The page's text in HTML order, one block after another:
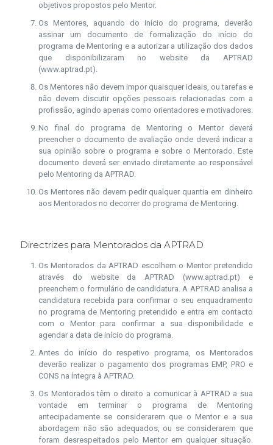
objetivos propostos pelo Mentor.
Os Mentores, aquando do início do programa, deverão
assinar um documento de formalização do início do
programa de Mentoring e a autorizar a utilização dos dados
que disponibilizaram no website da APTRAD
(www.aptrad.pt).
Os Mentores não devem impor quaisquer ideais, ou tarefas e
não devem discutir opções pessoais relacionadas com a
profissão, agindo apenas como orientadores e motivadores.
No final do programa de Mentoring o Mentor deverá
preencher o documento de avaliação onde deverá indicar a
sua opinião sobre o programa e sobre o Mentorado. Este
documento deverá ser enviado diretamente ao responsável
pelo Mentoring da APTRAD.
Os Mentores não devem pedir qualquer quantia em dinheiro
aos Mentorados no decorrer do programa de Mentoring.
Directrizes para Mentorados da APTRAD
Os Mentorados da APTRAD escolhem o Mentor pretendido
através do website da APTRAD (www.aptrad.pt) e
preenchem o formulário de candidatura. A APTRAD analisa a
candidatura recebida para confirmar o seu enquadramento
no programa de Mentoring pretendido e entra em contacto
com o Mentor para confirmar a sua disponibilidade e
agendar a data de início do programa.
Antes do início do respetivo programa, os Mentorados
deverão realizar o pagamento dos programas EMP, PRO e
CONS na íntegra à APTRAD.
Os Mentorados têm o direito a comunicar à APTRAD a sua
vontade em terminar o programa de Mentoring
antecipadamente se considerarem que o Mentor e a sua
abordagem não são adequados, ou se considerarem que
foram desrespeitados pelo Mentor em qualquer situação.